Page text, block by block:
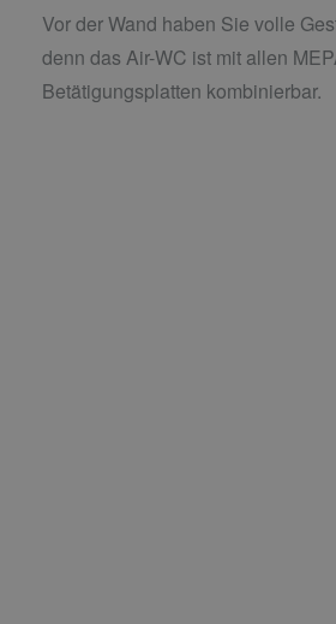
Vor der Wand haben Sie volle
denn das Air-WC ist mit allen
Betätigungsplatten kombinierbar.